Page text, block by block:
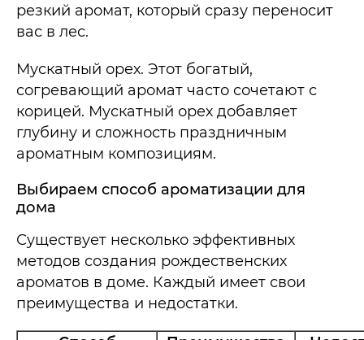
резкий аромат, который сразу переносит
вас в лес.
Мускатный орех. Этот богатый,
согревающий аромат часто сочетают с
корицей. Мускатный орех добавляет
глубину и сложность праздничным
ароматным композициям.
Выбираем способ ароматизации для
дома
Существует несколько эффективных
методов создания рождественских
ароматов в доме. Каждый имеет свои
преимущества и недостатки.